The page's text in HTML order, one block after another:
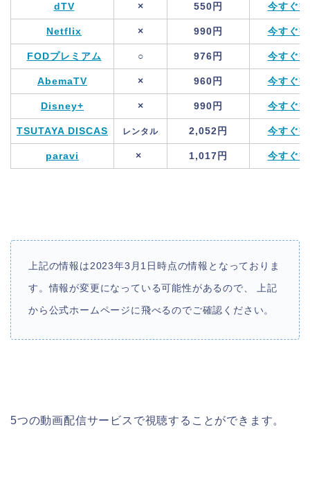
dTV × 550円 今すぐ
Netflix × 990円 今すぐ
FODプレミアム ○ 976円 今すぐ
AbemaTV × 960円 今すぐ
Disney+ × 990円 今すぐ
TSUTAYA DISCAS レンタル 2,052円 今すぐ
paravi × 1,017円 今すぐ
上記の情報は2023年3月1日時点の情報となっておりま
す。情報が変更になっている可能性があるので、 上記
から公式ホームページに飛べるのでご確認ください。
5つの動画配信サービスで視聴することができます。